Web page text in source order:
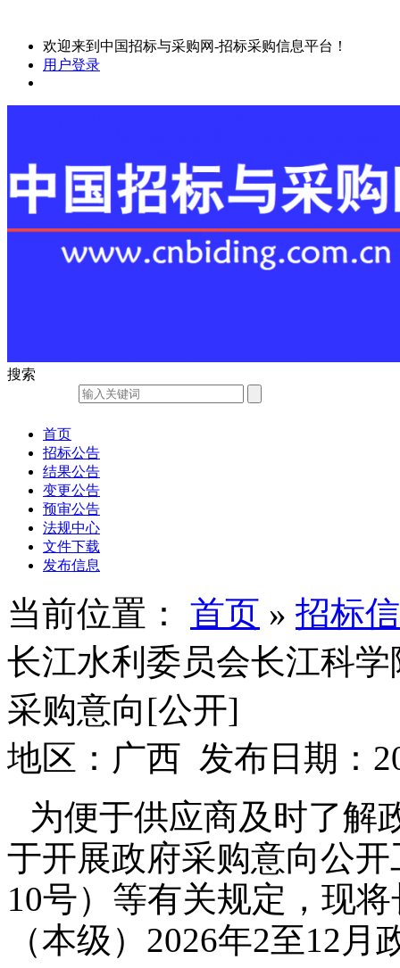
欢迎来到中国招标与采购网-招标采购信息平台！
用户登录
搜索
首页
招标公告
结果公告
变更公告
预审公告
法规中心
文件下载
发布信息
当前位置： 首页 » 招标
长江水利委员会长江科
采购意向[公开]
地区：广西 发布日期：
为便于供应商及时了解
于开展政府采购意向公
10号）等有关规定，现
（本级）2026年2至12